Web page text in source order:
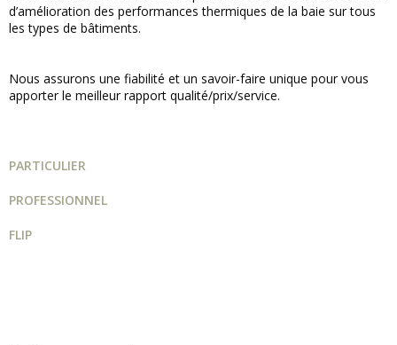
d’amélioration des performances thermiques de la baie sur tous
les types de bâtiments.
Nous assurons une fiabilité et un savoir-faire unique pour vous
apporter le meilleur rapport qualité/prix/service.
PARTICULIER
PROFESSIONNEL
FLIP